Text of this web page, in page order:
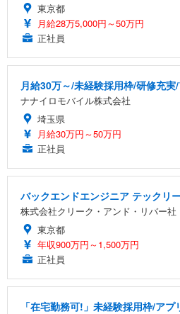
東京都
月給28万5,000円～50万円
正社員
月給30万～/未経験採用枠/研修充
ナナイロモバイル株式会社
埼玉県
月給30万円～50万円
正社員
バックエンドエンジニア テックリ
株式会社クリーク・アンド・リバー社
東京都
年収900万円～1,500万円
正社員
「在宅勤務可!」未経験採用枠/ア